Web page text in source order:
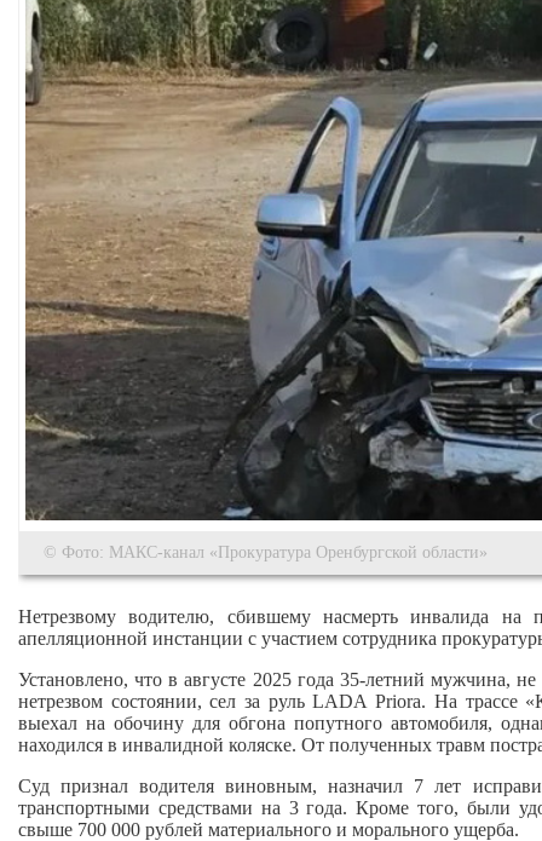
© Фото: МАКС-канал «Прокуратура Оренбургской области»
Нетрезвому водителю, сбившему насмерть инвалида на
апелляционной инстанции с участием сотрудника
Установлено, что в августе 2025 года 35-летний мужчина,
нетрезвом состоянии, сел за руль LADA Priora. На трассе
выехал на обочину для обгона попутного автомобиля,
находился в инвалидной коляске. От полученных травм
Суд признал водителя виновным, назначил 7 лет
транспортными средствами на 3 года. Кроме того, были
свыше 700 000 рублей материального и морального ущерба.